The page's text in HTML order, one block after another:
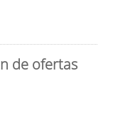
de ofertas